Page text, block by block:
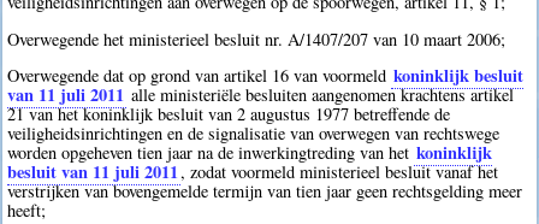
Overwegende het ministerieel besluit nr. A/1407/207 van 10 maart 2006;
Overwegende dat op grond van artikel 16 van voormeld koninklijk besluit
van 11 juli 2011 alle ministeriële besluiten aangenomen krachtens artikel
21 van het koninklijk besluit van 2 augustus 1977 betreffende de
veiligheidsinrichtingen en de signalisatie van overwegen van rechtswege
worden opgeheven tien jaar na de inwerkingtreding van het koninklijk
besluit van 11 juli 2011, zodat voormeld ministerieel besluit vanaf het
verstrijken van bovengemelde termijn van tien jaar geen rechtsgelding meer
heeft;